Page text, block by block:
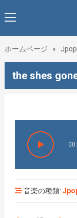
ホームページ » Jpop
the shes
音楽の種類: